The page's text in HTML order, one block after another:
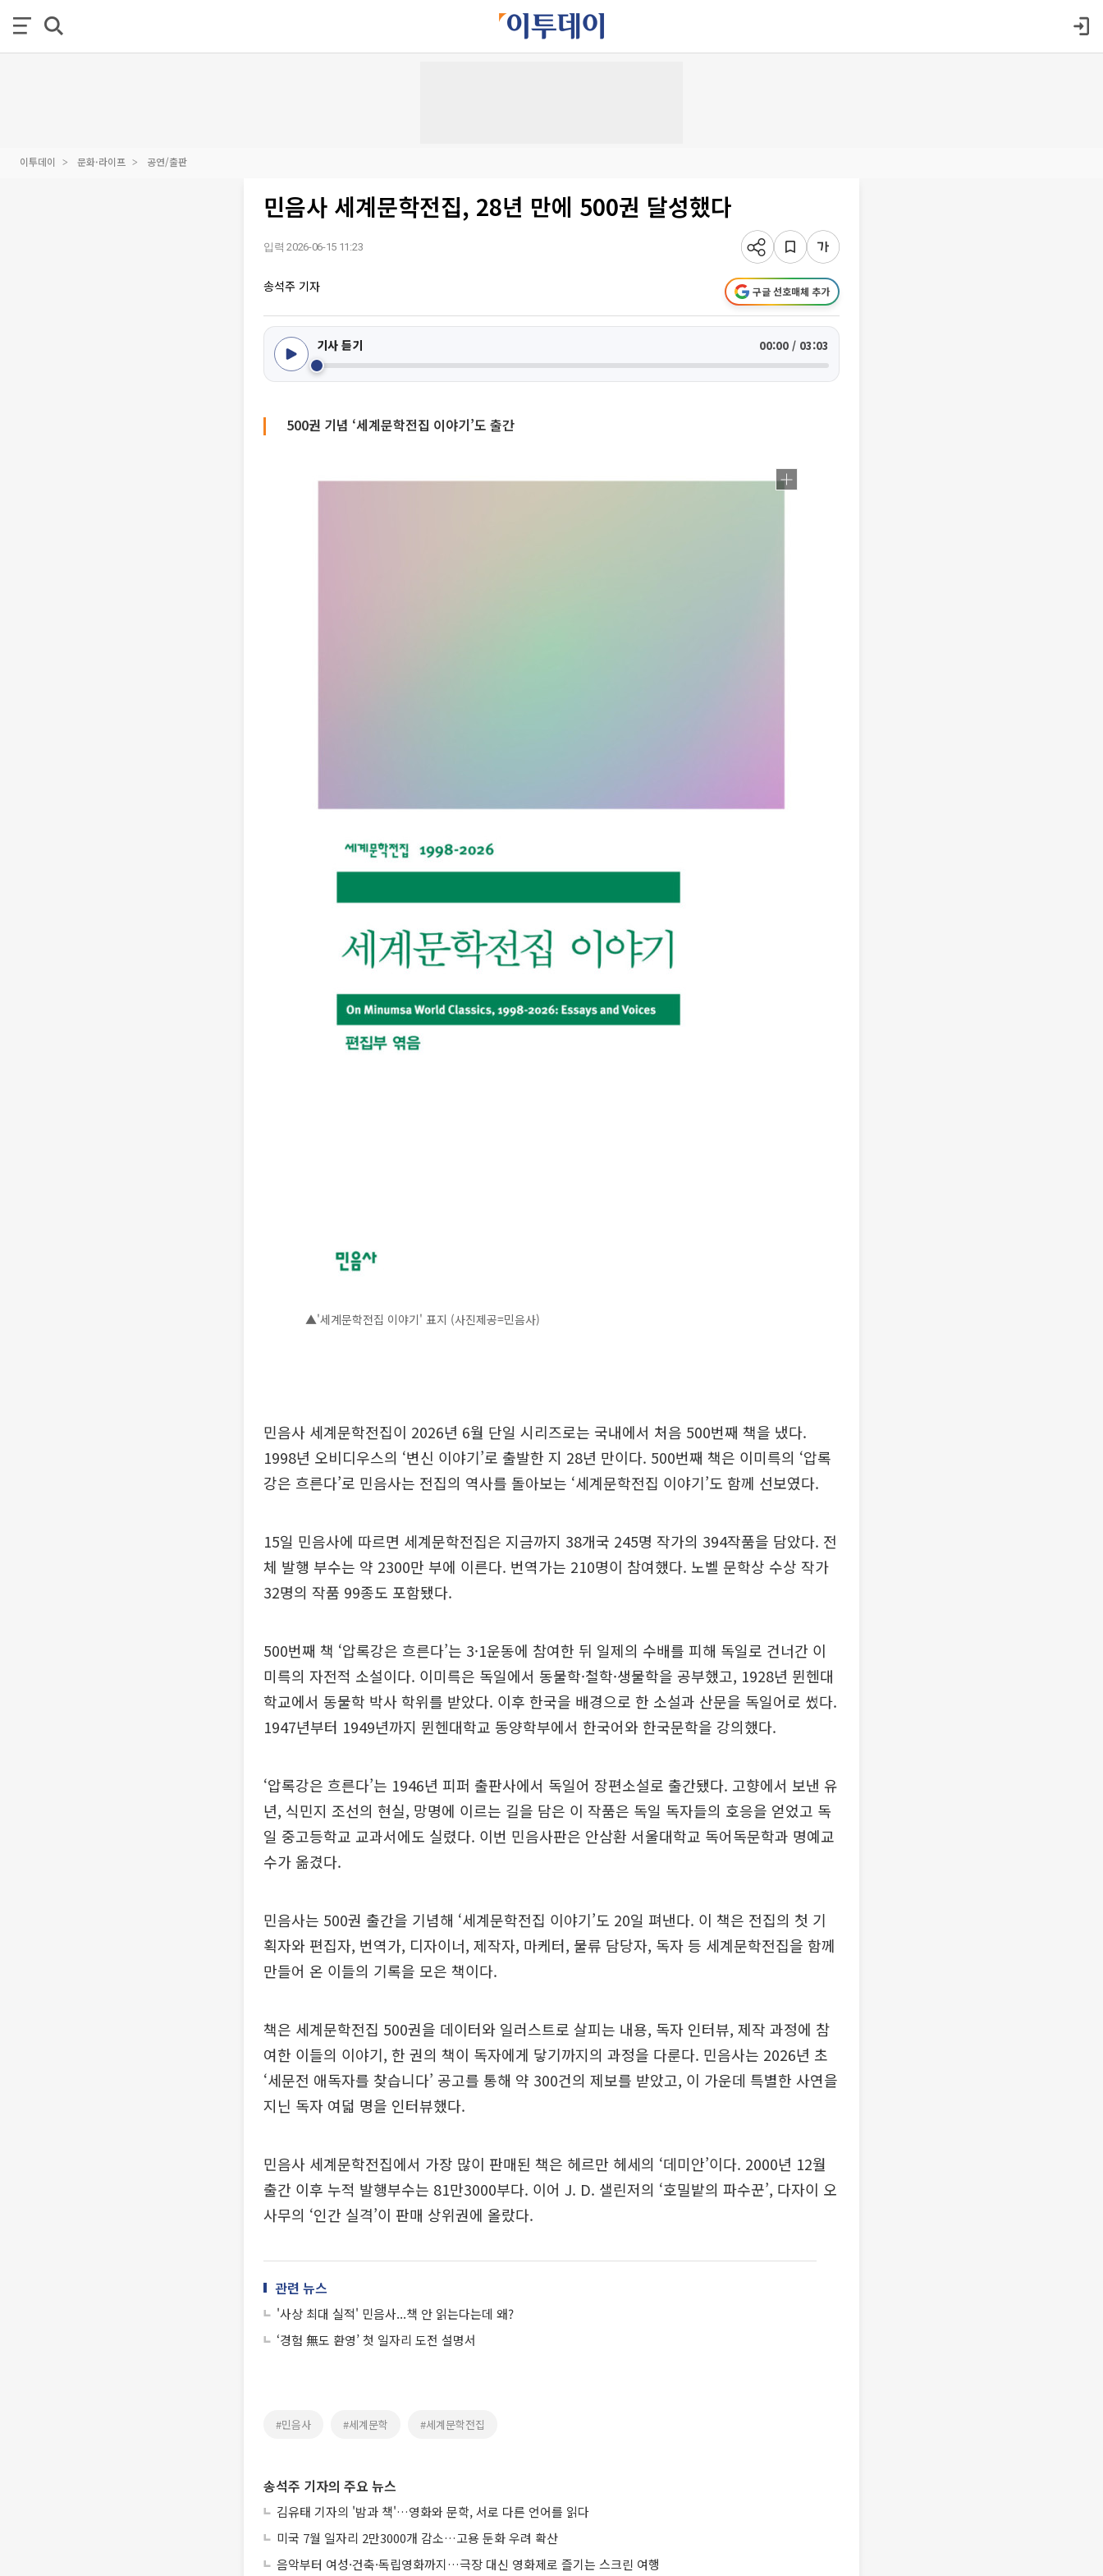
이투데이 문화·라이프 공연/출판
민음사 세계문학전집, 28년 만에 500권 달성했다
입력 2026-06-15 11:23
송석주 기자 구글 선호매체 추가
기사 듣기 00:00 / 03:03
500권 기념 ‘세계문학전집 이야기’도 출간
▲'세계문학전집 이야기' 표지 (사진제공=민음사)
민음사 세계문학전집이 2026년 6월 단일 시리즈로는 국내에서 처음 500번째 책을 냈다.
1998년 오비디우스의 ‘변신 이야기’로 출발한 지 28년 만이다. 500번째 책은 이미륵의 ‘압록
강은 흐른다’로 민음사는 전집의 역사를 돌아보는 ‘세계문학전집 이야기’도 함께 선보였다.
15일 민음사에 따르면 세계문학전집은 지금까지 38개국 245명 작가의 394작품을 담았다. 전
체 발행 부수는 약 2300만 부에 이른다. 번역가는 210명이 참여했다. 노벨 문학상 수상 작가
32명의 작품 99종도 포함됐다.
500번째 책 ‘압록강은 흐른다’는 3·1운동에 참여한 뒤 일제의 수배를 피해 독일로 건너간 이
미륵의 자전적 소설이다. 이미륵은 독일에서 동물학·철학·생물학을 공부했고, 1928년 뮌헨대
학교에서 동물학 박사 학위를 받았다. 이후 한국을 배경으로 한 소설과 산문을 독일어로 썼다.
1947년부터 1949년까지 뮌헨대학교 동양학부에서 한국어와 한국문학을 강의했다.
‘압록강은 흐른다’는 1946년 피퍼 출판사에서 독일어 장편소설로 출간됐다. 고향에서 보낸 유
년, 식민지 조선의 현실, 망명에 이르는 길을 담은 이 작품은 독일 독자들의 호응을 얻었고 독
일 중고등학교 교과서에도 실렸다. 이번 민음사판은 안삼환 서울대학교 독어독문학과 명예교
수가 옮겼다.
민음사는 500권 출간을 기념해 ‘세계문학전집 이야기’도 20일 펴낸다. 이 책은 전집의 첫 기
획자와 편집자, 번역가, 디자이너, 제작자, 마케터, 물류 담당자, 독자 등 세계문학전집을 함께
만들어 온 이들의 기록을 모은 책이다.
책은 세계문학전집 500권을 데이터와 일러스트로 살피는 내용, 독자 인터뷰, 제작 과정에 참
여한 이들의 이야기, 한 권의 책이 독자에게 닿기까지의 과정을 다룬다. 민음사는 2026년 초
‘세문전 애독자를 찾습니다’ 공고를 통해 약 300건의 제보를 받았고, 이 가운데 특별한 사연을
지닌 독자 여덟 명을 인터뷰했다.
민음사 세계문학전집에서 가장 많이 판매된 책은 헤르만 헤세의 ‘데미안’이다. 2000년 12월
출간 이후 누적 발행부수는 81만3000부다. 이어 J. D. 샐린저의 ‘호밀밭의 파수꾼’, 다자이 오
사무의 ‘인간 실격’이 판매 상위권에 올랐다.
관련 뉴스
'사상 최대 실적' 민음사...책 안 읽는다는데 왜?
‘경험 無도 환영’ 첫 일자리 도전 설명서
#민음사 #세계문학 #세계문학전집
송석주 기자의 주요 뉴스
김유태 기자의 '밤과 책'…영화와 문학, 서로 다른 언어를 읽다
미국 7월 일자리 2만3000개 감소…고용 둔화 우려 확산
음악부터 여성·건축·독립영화까지…극장 대신 영화제로 즐기는 스크린 여행